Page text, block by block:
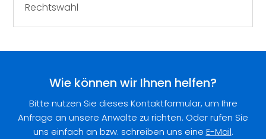
Rechtswahl
Wie können wir Ihnen helfen?
Bitte nutzen Sie dieses Kontaktformular, um Ihre
Anfrage an unsere Anwälte zu richten. Oder rufen Sie
uns einfach an bzw. schreiben uns eine E-Mail.